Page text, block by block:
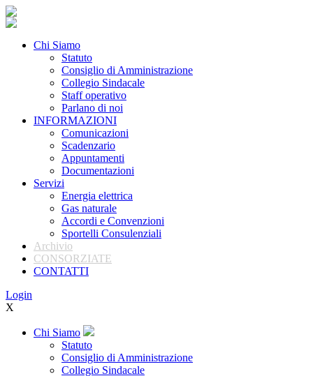
Chi Siamo
Statuto
Consiglio di Amministrazione
Collegio Sindacale
Staff operativo
Parlano di noi
INFORMAZIONI
Comunicazioni
Scadenzario
Appuntamenti
Documentazioni
Servizi
Energia elettrica
Gas naturale
Accordi e Convenzioni
Sportelli Consulenziali
Archivio
CONSORZIATE
CONTATTI
Login
X
Chi Siamo
Statuto
Consiglio di Amministrazione
Collegio Sindacale